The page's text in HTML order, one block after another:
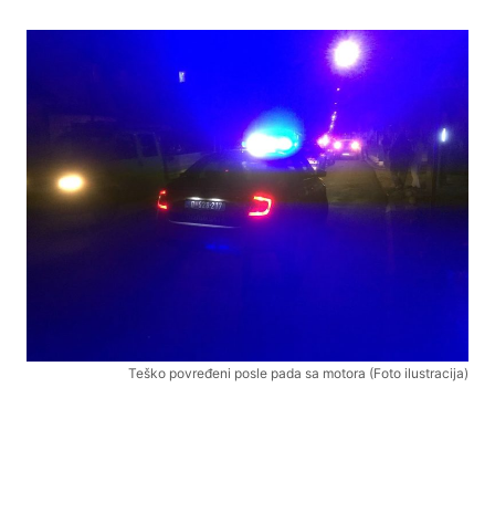
Teško povređeni posle pada sa motora (Foto ilustracija)